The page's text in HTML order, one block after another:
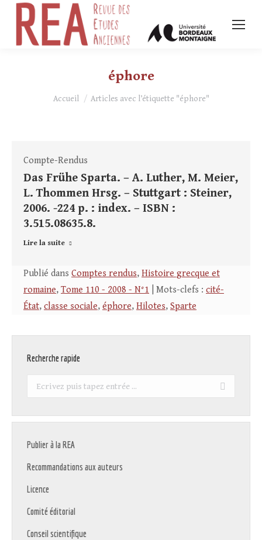
éphore
Vous êtes ici :
Accueil Articles avec l’étiquette "éphore"
Compte-Rendus
Das Frühe Sparta. – A. Luther, M. Meier,
L. Thommen Hrsg. – Stuttgart : Steiner,
2006. -224 p. : index. – ISBN :
3.515.08635.8.
Lire la suite
Publié dans Comptes rendus, Histoire grecque et
romaine, Tome 110 - 2008 - N°1 | Mots-clefs : cité-
État, classe sociale, éphore, Hilotes, Sparte
Recherche rapide
Recherche
Publier à la REA
Recommandations aux auteurs
Licence
Comité éditorial
Conseil scientifique